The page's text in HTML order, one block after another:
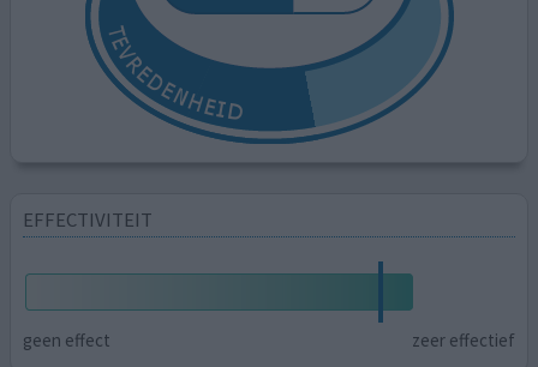
EFFECTIVITEIT
geen effect zeer effectief